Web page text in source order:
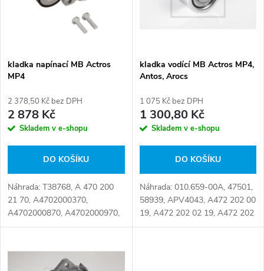
p
r
o
u
k
t
s
p
r
o
d
u
k
kladka napínací MB Actros
MP4
2 378,50 Kč bez DPH
2 878 Kč
Skladem v e-shopu
DO KOŠÍKU
Náhrada: T38768, A 470 200
21 70, A4702000370,
A4702000870, A4702000970,
A4702001670, A4702001870,
4702000370, 4702000870,
4702000970, 4702001670,...
kladka vodící MB Actros MP4,
Antos, Arocs
1 075 Kč bez DPH
1 300,80 Kč
Skladem v e-shopu
DO KOŠÍKU
Náhrada: 010.659-00A, 47501,
58939, APV4043, A472 202 00
19, A472 202 02 19, A472 202
05 19, A472 202 11 19, A472